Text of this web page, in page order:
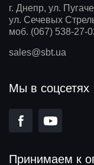
г. Днепр, ул.
ул. Сечевых
моб. (067) 538-27-
sales@sbt.ua
Мы в соцсетях
Принимаем к